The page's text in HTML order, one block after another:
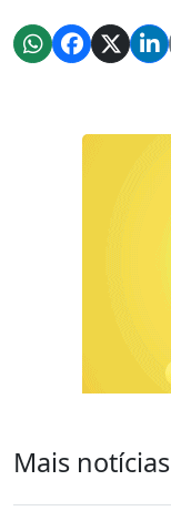
Mais notícias